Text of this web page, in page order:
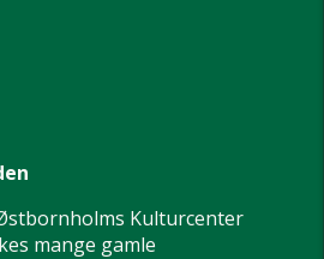
Kulturcenter
mange gamle